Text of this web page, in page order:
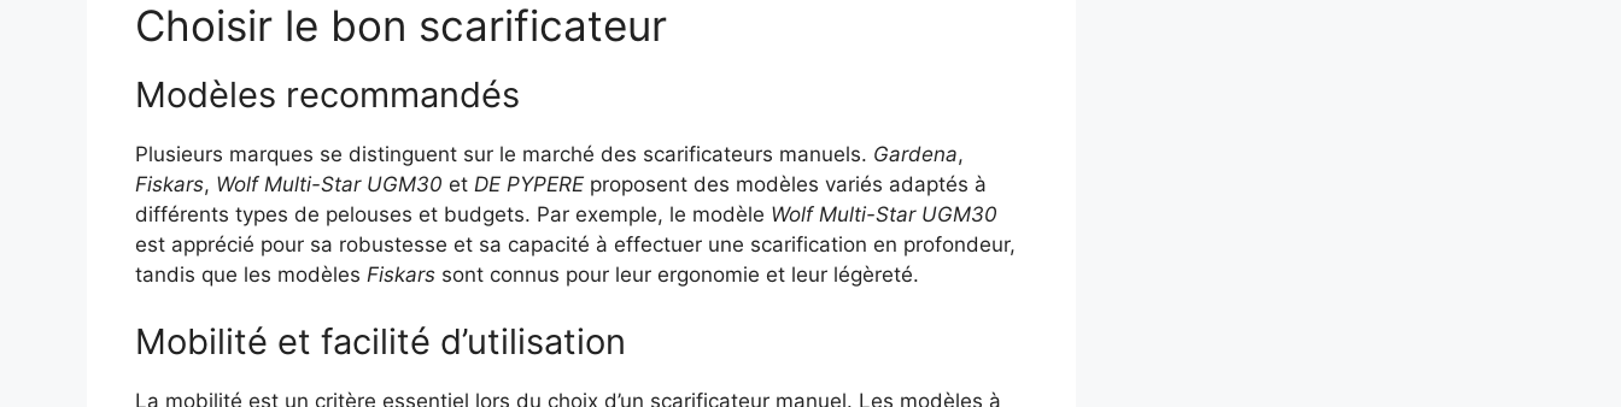
Choisir le bon scarificateur
Modèles recommandés
Plusieurs marques se distinguent sur le marché des scarificateurs manuels. Gardena,
Fiskars, Wolf Multi-Star UGM30 et DE PYPERE proposent des modèles variés adaptés à
différents types de pelouses et budgets. Par exemple, le modèle Wolf Multi-Star UGM30
est apprécié pour sa robustesse et sa capacité à effectuer une scarification en profondeur,
tandis que les modèles Fiskars sont connus pour leur ergonomie et leur légèreté.
Mobilité et facilité d’utilisation
La mobilité est un critère essentiel lors du choix d’un scarificateur manuel. Les modèles à